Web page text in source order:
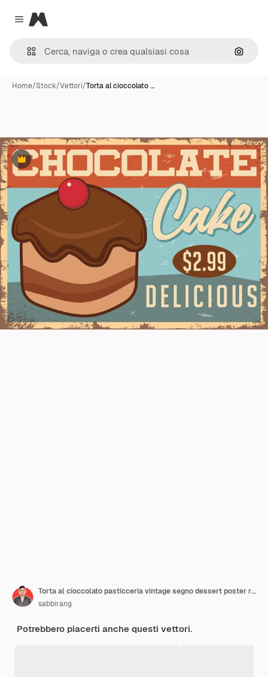
Close menu
Magnific
Cerca
Home/Stock/Vettori/Torta al cioccolato …
Premium
Torta al cioccolato pasticceria vintage segno dessert poster retrò modello vettoriale
sabbirang
Potrebbero piacerti anche questi vettori.